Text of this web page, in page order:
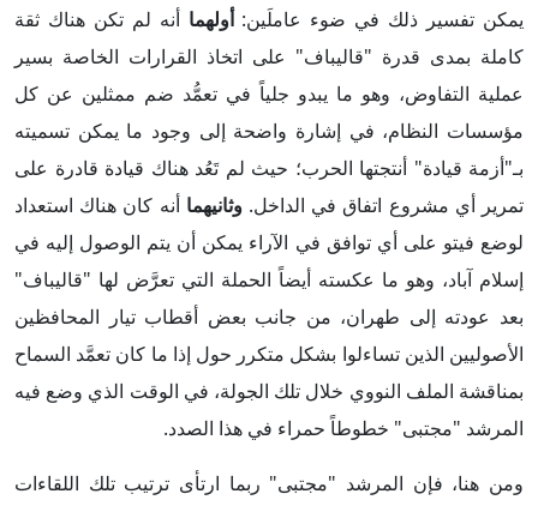
يمكن تفسير ذلك في ضوء عاملَين:أولهما أنه لم تكن هناك ثقة
كاملة بمدى قدرة "قاليباف" على اتخاذ القرارات الخاصة بسير
عملية التفاوض، وهو ما يبدو جلياً في تعمُّد ضم ممثلين عن كل
مؤسسات النظام، في إشارة واضحة إلى وجود ما يمكن تسميته
بـ"أزمة قيادة" أنتجتها الحرب؛ حيث لم تَعُد هناك قيادة قادرة على
تمرير أي مشروع اتفاق في الداخل.وثانيهما أنه كان هناك استعداد
لوضع فيتو على أي توافق في الآراء يمكن أن يتم الوصول إليه في
إسلام آباد، وهو ما عكسته أيضاً الحملة التي تعرَّض لها "قاليباف"
بعد عودته إلى طهران، من جانب بعض أقطاب تيار المحافظين
الأصوليين الذين تساءلوا بشكل متكرر حول إذا ما كان تعمَّد السماح
بمناقشة الملف النووي خلال تلك الجولة، في الوقت الذي وضع فيه
المرشد "مجتبى" خطوطاً حمراء في هذا الصدد.
ومن هنا، فإن المرشد "مجتبى" ربما ارتأى ترتيب تلك اللقاءات